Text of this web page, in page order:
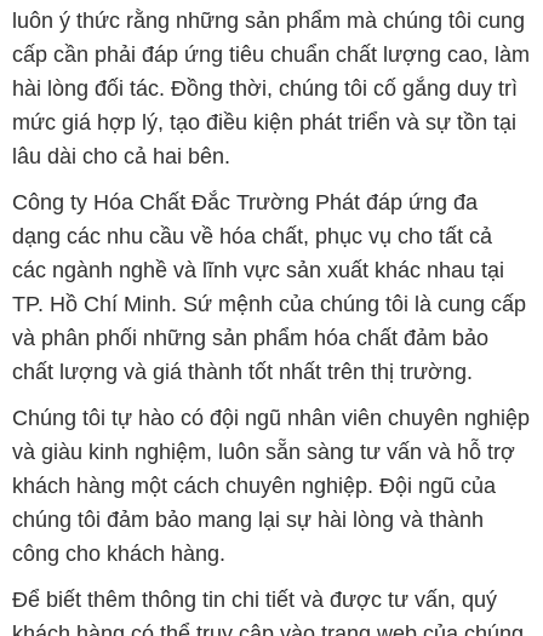
luôn ý thức rằng những sản phẩm mà chúng tôi cung
cấp cần phải đáp ứng tiêu chuẩn chất lượng cao, làm
hài lòng đối tác. Đồng thời, chúng tôi cố gắng duy trì
mức giá hợp lý, tạo điều kiện phát triển và sự tồn tại
lâu dài cho cả hai bên.
Công ty Hóa Chất Đắc Trường Phát đáp ứng đa
dạng các nhu cầu về hóa chất, phục vụ cho tất cả
các ngành nghề và lĩnh vực sản xuất khác nhau tại
TP. Hồ Chí Minh. Sứ mệnh của chúng tôi là cung cấp
và phân phối những sản phẩm hóa chất đảm bảo
chất lượng và giá thành tốt nhất trên thị trường.
Chúng tôi tự hào có đội ngũ nhân viên chuyên nghiệp
và giàu kinh nghiệm, luôn sẵn sàng tư vấn và hỗ trợ
khách hàng một cách chuyên nghiệp. Đội ngũ của
chúng tôi đảm bảo mang lại sự hài lòng và thành
công cho khách hàng.
Để biết thêm thông tin chi tiết và được tư vấn, quý